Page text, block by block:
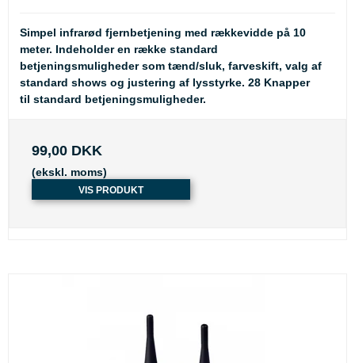
Simpel infrarød fjernbetjening med rækkevidde på 10
meter. Indeholder en række standard
betjeningsmuligheder som tænd/sluk, farveskift, valg af
standard shows og justering af lysstyrke. 28 Knapper
til standard betjeningsmuligheder.
99,00 DKK
(ekskl. moms)
VIS PRODUKT